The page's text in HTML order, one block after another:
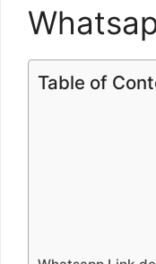
Table of